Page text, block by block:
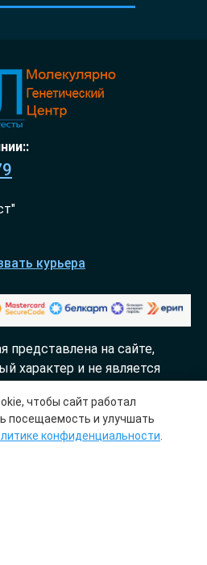
курьера
представлена на сайте,
характер и не является
центр «ДТЛ»
чтобы сайт работал
посещаемость и улучшать
конфиденциальности